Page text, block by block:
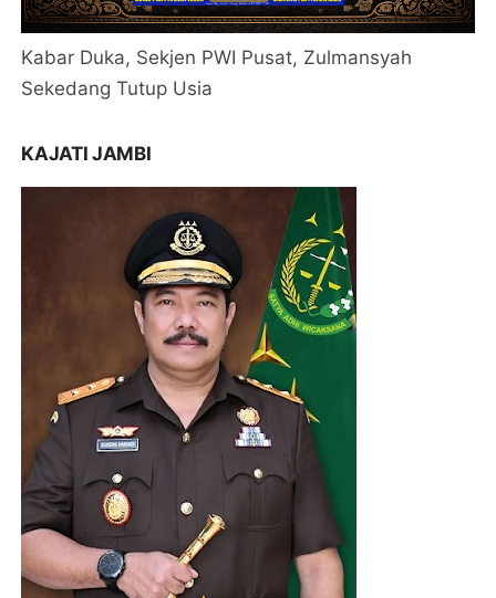
Kabar Duka, Sekjen PWI Pusat, Zulmansyah
Sekedang Tutup Usia
KAJATI JAMBI